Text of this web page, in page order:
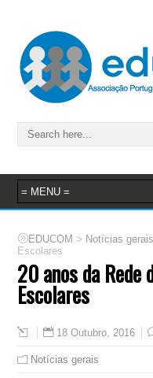
EDUCOM > Notícias gerais
Escolares
20 anos da
Escolares
18 Outubro, 2016
Notícias gerais